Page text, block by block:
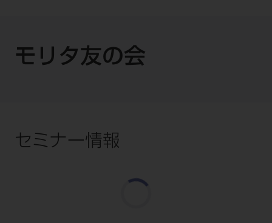
モリタ友の会
セミナー情報